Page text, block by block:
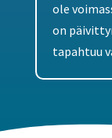
ole
on
tapahtuu